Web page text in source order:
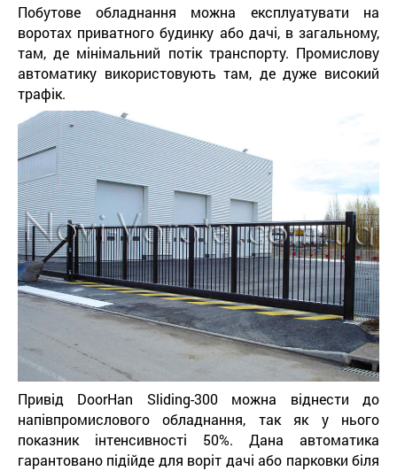
Побутове обладнання можна експлуатувати на
воротах приватного будинку або дачі, в загальному,
там, де мінімальний потік транспорту. Промислову
автоматику використовують там, де дуже високий
трафік.
Привід DoorHan Sliding-300 можна віднести до
напівпромислового обладнання, так як у нього
показник інтенсивності 50%. Дана автоматика
гарантовано підійде для воріт дачі або парковки біля